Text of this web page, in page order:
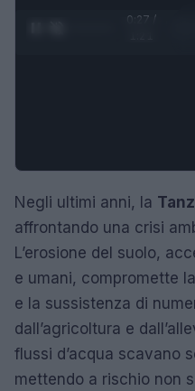
0:28 /
Negli ultimi anni, la
affrontando una crisi
L’erosione del suolo,
e umani, compromette
e la sussistenza di
dall’agricoltura e
flussi d’acqua scavano
mettendo a rischio non